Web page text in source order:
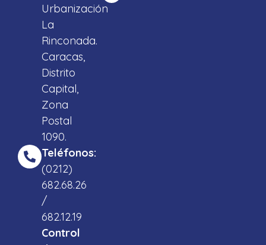
Urbanización
La
Rinconada.
Caracas,
Distrito
Capital,
Zona
Postal
1090.
Teléfonos:
(0212)
682.68.26
/
682.12.19
Control